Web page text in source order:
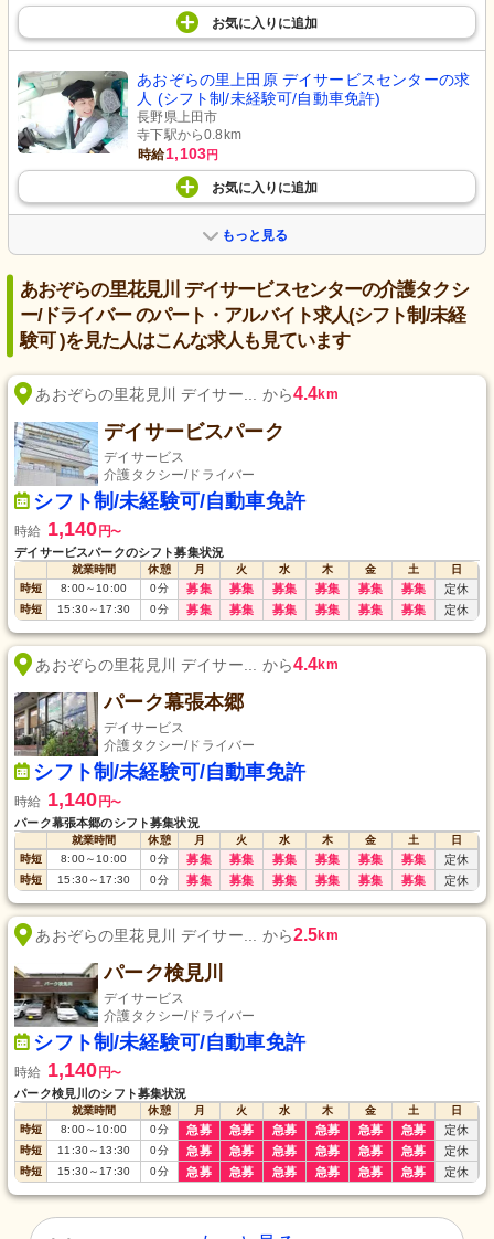
お気に入り に追加
あおぞらの里上田原 デイサービスセンターの求
人 (シフト制/未経験可/自動車免許)
長野県上田市
寺下駅から0.8km
時給1,103円
お気に入り に追加
もっと見る
あおぞらの里花見川 デイサービスセンターの介護タクシ
ー/ドライバー のパート・アルバイト求人(シフト制/未経
験可 )を見た人はこんな求人も見ています
あおぞらの里花見川 デイサー... から4.4km
デイサービスパーク
デイサービス
介護タクシー/ドライバー
シフト制/未経験可/自動車免許
時給 1,140 円〜
デイサービスパークのシフト募集状況
就業時間 休憩 月 火 水 木 金 土
日
時短
8:00～10:00 0分 募集 募集 募集 募集 募集 募集 定休
時短 15:30～17:30 0分 募集 募集 募集 募集 募集 募集 定休
あおぞらの里花見川 デイサー... から4.4km
パーク幕張本郷
デイサービス
介護タクシー/ドライバー
シフト制/未経験可/自動車免許
時給 1,140 円〜
パーク幕張本郷のシフト募集状況
就業時間 休憩 月 火 水 木 金 土
日
時短
8:00～10:00 0分 募集 募集 募集 募集 募集 募集 定休
時短 15:30～17:30 0分 募集 募集 募集 募集 募集 募集 定休
あおぞらの里花見川 デイサー... から2.5km
パーク検見川
デイサービス
介護タクシー/ドライバー
シフト制/未経験可/自動車免許
時給 1,140 円〜
パーク検見川のシフト募集状況
就業時間 休憩 月 火 水 木 金 土
日
時短
8:00～10:00 0分 急募 急募 急募 急募 急募 急募 定休
時短 11:30～13:30 0分 急募 急募 急募 急募 急募 急募 定休
時短 15:30～17:30 0分 急募 急募 急募 急募 急募 急募 定休